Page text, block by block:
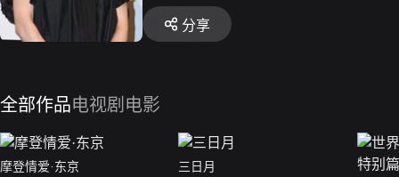
名为“少女塾”的女艺人培养班，永作博美是“
下，她们不时会在电视上露面，但主要活动还
耐听的曲风吸引了不少粉丝。从1989到1994
是黑泽清的名作《分身》。这两年永作博美
中扮演不羁的绘画教师，和松山健一演绎了
分享
全部作品电视剧 电影
摩登情爱·东京
三日月